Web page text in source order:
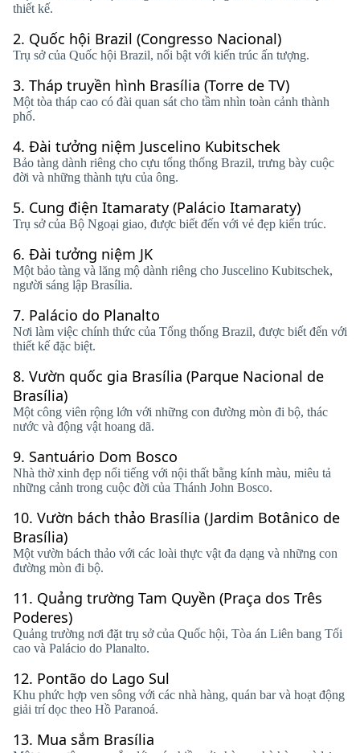
thiết kế.
2. Quốc hội Brazil (Congresso Nacional)
Trụ sở của Quốc hội Brazil, nổi bật với kiến ​​trúc ấn tượng.
3. Tháp truyền hình Brasília (Torre de TV)
Một tòa tháp cao có đài quan sát cho tầm nhìn toàn cảnh thành
phố.
4. Đài tưởng niệm Juscelino Kubitschek
Bảo tàng dành riêng cho cựu tổng thống Brazil, trưng bày cuộc
đời và những thành tựu của ông.
5. Cung điện Itamaraty (Palácio Itamaraty)
Trụ sở của Bộ Ngoại giao, được biết đến với vẻ đẹp kiến ​​trúc.
6. Đài tưởng niệm JK
Một bảo tàng và lăng mộ dành riêng cho Juscelino Kubitschek,
người sáng lập Brasília.
7. Palácio do Planalto
Nơi làm việc chính thức của Tổng thống Brazil, được biết đến với
thiết kế đặc biệt.
8. Vườn quốc gia Brasília (Parque Nacional de
Brasília)
Một công viên rộng lớn với những con đường mòn đi bộ, thác
nước và động vật hoang dã.
9. Santuário Dom Bosco
Nhà thờ xinh đẹp nổi tiếng với nội thất bằng kính màu, miêu tả
những cảnh trong cuộc đời của Thánh John Bosco.
10. Vườn bách thảo Brasília (Jardim Botânico de
Brasília)
Một vườn bách thảo với các loài thực vật đa dạng và những con
đường mòn đi bộ.
11. Quảng trường Tam Quyền (Praça dos Três
Poderes)
Quảng trường nơi đặt trụ sở của Quốc hội, Tòa án Liên bang Tối
cao và Palácio do Planalto.
12. Pontão do Lago Sul
Khu phức hợp ven sông với các nhà hàng, quán bar và hoạt động
giải trí dọc theo Hồ Paranoá.
13. Mua sắm Brasília